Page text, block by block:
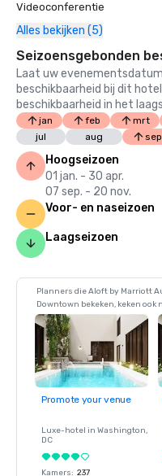
Videoconferentie
Alles bekijken (5)
Seizoensgebonden
Laat uw
beschikbaarheid bij dit
beschikbaarheid in het
jan feb mrt
jul
aug sep
Hoogseizoen
01 jan. - 30 apr.
07 sep. - 20 nov.
Voor- en naseizoen
Laagseizoen
Planners die Aloft by Marriott
Downtown bekeken, keken ook
Promote your venue
Luxe-hotel in Washington,
DC
Kamers: 237